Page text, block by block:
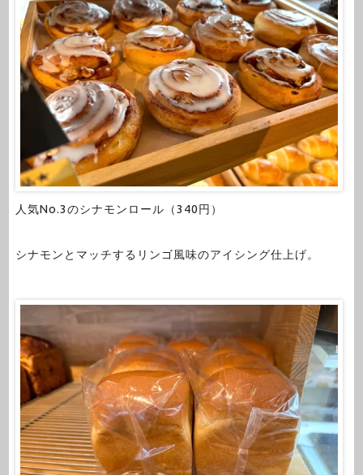
人気No.3のシナモンロール（340円）
シナモンとマッチするリンゴ風味のアイシング仕上げ。